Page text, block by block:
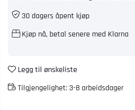
30 dagers åpent kjøp
Kjøp nå, betal senere med Klarna
Legg til ønskeliste
Tilgjengelighet:3-8 arbeidsdager